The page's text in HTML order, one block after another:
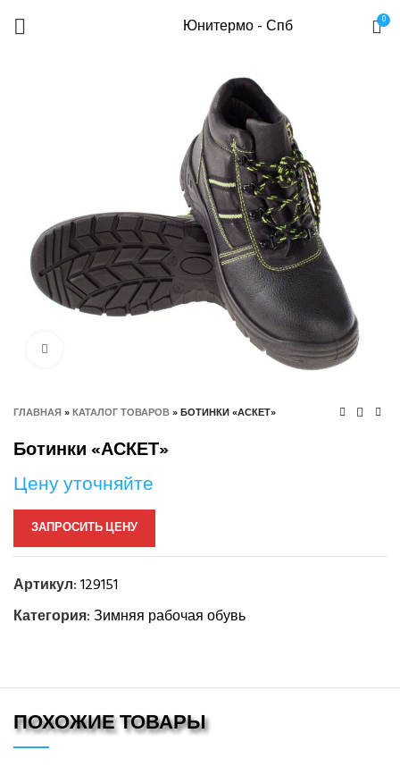
Юнитермо - Спб 0
ГЛАВНАЯ»КАТАЛОГ ТОВАРОВ»БОТИНКИ «АСКЕТ»
Ботинки «АСКЕТ»
Цену уточняйте
ЗАПРОСИТЬ ЦЕНУ
Артикул:129151
Категория:Зимняя рабочая обувь
ПОХОЖИЕ ТОВАРЫ